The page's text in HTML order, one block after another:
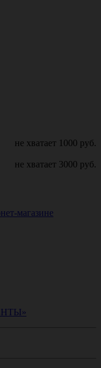
не хватает 1000 руб.
не хватает 3000 руб.
магазине